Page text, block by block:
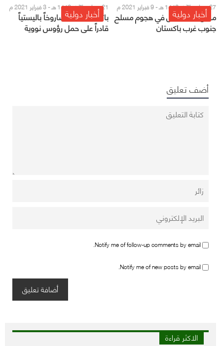
أخبار دولية27 جمادى الآخر 1442 هـ - 9 فبراير 2021 م
مقتل ثلاثة عمال في هجوم مسلح
جنوب غرب باكستان
أخبار دولية21 جمادى الآخر 1442 هـ - 3 فبراير 2021 م
باكستان تختبر صاروخاً باليستياً
قادراً على حمل رؤوس نووية
أضف تعليق
Notify me of follow-up comments by email.
Notify me of new posts by email.
الاكثر قراءة